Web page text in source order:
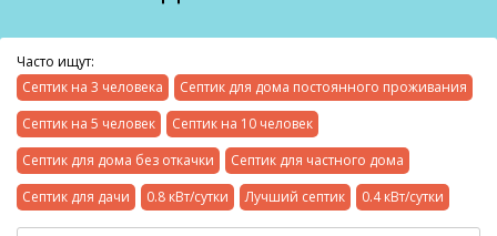
Часто ищут:
Септик на 3 человека
Септик для дома постоянного проживания
Септик на 5 человек
Септик на 10 человек
Септик для дома без откачки
Септик для частного дома
Септик для дачи
0.8 кВт/сутки Лучший септик 0.4 кВт/сутки